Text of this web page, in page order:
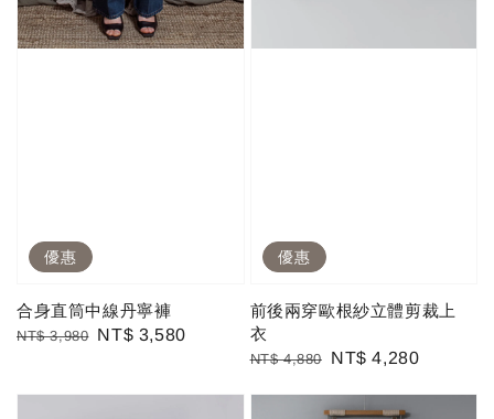
優惠
合身直筒中線丹寧褲
Regular
NT$ 3,980 Sale
NT$ 3,580
優惠
前後兩穿歐根紗立體剪裁上
衣
Regular
NT$ 4,880
Sale
NT$ 4,280